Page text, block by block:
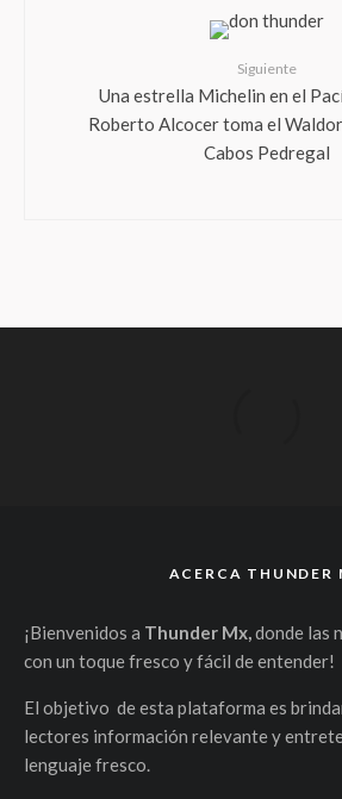
Siguiente
Una estrella Michelin en el
Roberto Alcocer toma el
Cabos Pedregal
ACERCA THUNDER
¡Bienvenidos a Thunder Mx,donde las
con un toque fresco y fácil de entender!
El objetivo de esta plataforma es
lectores información relevante y
lenguaje fresco.